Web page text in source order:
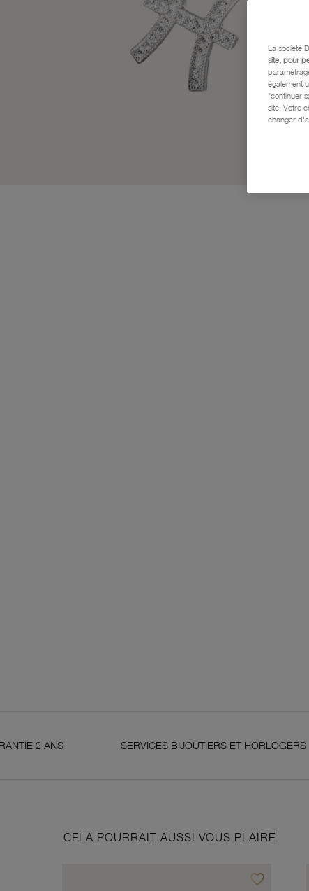
SERVICES BIJOUTIERS ET HORLOGERS
CELA POURRAIT AUSSI VOUS PLAIRE
favorite_borderAjouter à vos
La société
site, pour
également
"continuer
site. Votre
changer